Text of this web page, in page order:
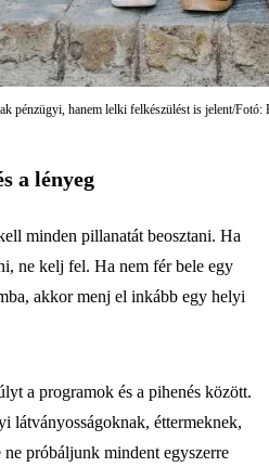
pénzügyi, hanem lelki felkészülést is jelent/Fotó:
a lényeg
minden pillanatát beosztani. Ha
ne kelj fel. Ha nem fér bele egy
akkor menj el inkább egy helyi
a programok és a pihenés között.
látványosságoknak, éttermeknek,
próbáljunk mindent egyszerre